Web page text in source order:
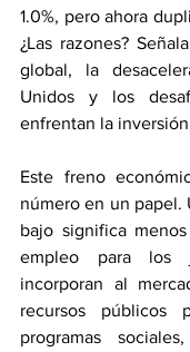
1.0%, pero ahora
¿Las razones?
global, la
Unidos y los
enfrentan la
Este freno
número en un papel.
bajo significa
empleo para los
incorporan al
recursos públicos
programas